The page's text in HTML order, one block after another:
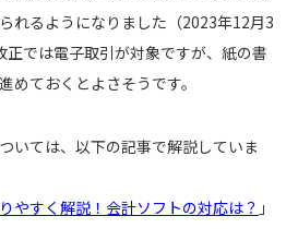
られるようになりました（2023年12月3
正では電子取引が対象ですが、紙の書
めておくとよさそうです。
いては、以下の記事で解説していま
やすく解説！会計ソフトの対応は？ 」